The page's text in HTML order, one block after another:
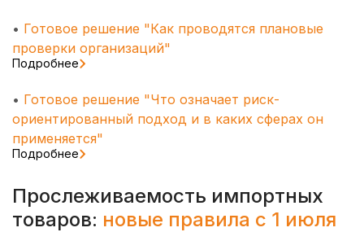
• Готовое решение "Как проводятся плановые
проверки организаций"
Подробнее
• Готовое решение "Что означает риск-
ориентированный подход и в каких сферах он
применяется"
Подробнее
Прослеживаемость импортных
товаров: новые правила с 1 июля